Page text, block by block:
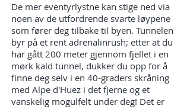
De mer eventyrlystne kan stige ned via
noen av de utfordrende svarte løypene
som fører deg tilbake til byen. Tunnelen
byr på et rent adrenalinrush; etter at du
har gått 200 meter gjennom fjellet i en
mørk kald tunnel, dukker du opp for å
finne deg selv i en 40-graders skråning
med Alpe d'Huez i det fjerne og et
vanskelig mogulfelt under deg! Det er